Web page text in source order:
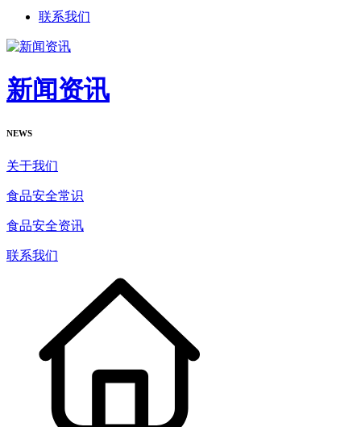
联系我们
新闻资讯
NEWS
关于我们
食品安全常识
食品安全资讯
联系我们